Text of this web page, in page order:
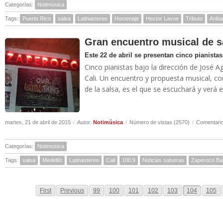
Categorías: Notimúsica
Tags: Puerto Rico salsa Latinastereo Homenaje Hector Lavoe Tributo
Gran encuentro musical de
Este 22 de abril se presentan cinco
Cinco pianistas bajo la dirección de José
Cali. Un encuentro y propuesta musical,
de la salsa, es el que se escuchará y verá
martes, 21 de abril de 2015 / Autor: Notimúsica / Número de vistas (2570) /
Categorías: Notimúsica
Tags: salsa Medellín Latinastereo Cali 100.9 Noticias salseras Zaperoco
First Previous 99 100 101 102 103 104 105